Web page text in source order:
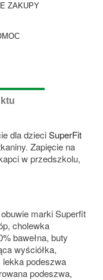
ZAKUPY
dla dzieciSuperFit
Zapięcie na
w przedszkolu,
marki Superfit
cholewka
bawełna, buty
wyściółka,
lekka podeszwa
podeszwa,